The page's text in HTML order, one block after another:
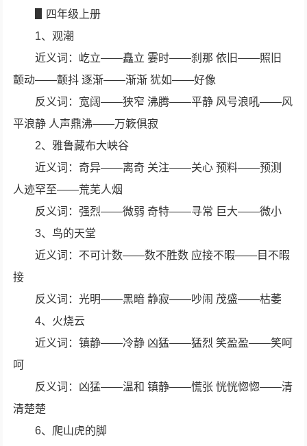
▋四年级上册
1、观潮
近义词：屹立——矗立 霎时——刹那 依旧——照旧
颤动——颤抖 逐渐——渐渐 犹如——好像
反义词：宽阔——狭窄 沸腾——平静 风号浪吼——风
平浪静 人声鼎沸——万簌俱寂
2、雅鲁藏布大峡谷
近义词：奇异——离奇 关注——关心 预料——预测
人迹罕至——荒芜人烟
反义词：强烈——微弱 奇特——寻常 巨大——微小
3、鸟的天堂
近义词：不可计数——数不胜数 应接不暇——目不暇
接
反义词：光明——黑暗 静寂——吵闹 茂盛——枯萎
4、火烧云
近义词：镇静——冷静 凶猛——猛烈 笑盈盈——笑呵
呵
反义词：凶猛——温和 镇静——慌张 恍恍惚惚——清
清楚楚
6、爬山虎的脚